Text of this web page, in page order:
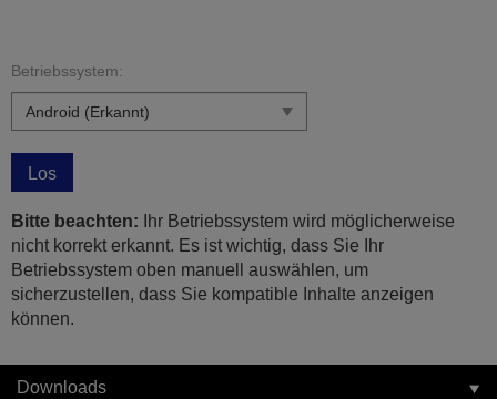
Betriebssystem:
Los
Bitte beachten: Ihr Betriebssystem wird möglicherweise
nicht korrekt erkannt. Es ist wichtig, dass Sie Ihr
Betriebssystem oben manuell auswählen, um
sicherzustellen, dass Sie kompatible Inhalte anzeigen
können.
Downloads